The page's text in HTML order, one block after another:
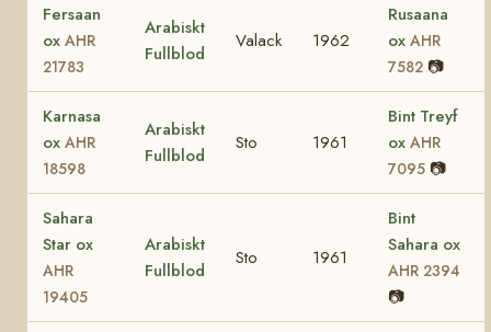
Fersaan
ox AHR
21783
Arabiskt
Fullblod
Valack 1962
Rusaana
ox AHR
7582 📷
Karnasa
ox AHR
18598
Arabiskt
Fullblod
Sto 1961
Bint Treyf
ox AHR
7095 📷
Sahara
Star ox
AHR
19405
Arabiskt
Fullblod
Sto 1961
Bint
Sahara ox
AHR 2394
📷